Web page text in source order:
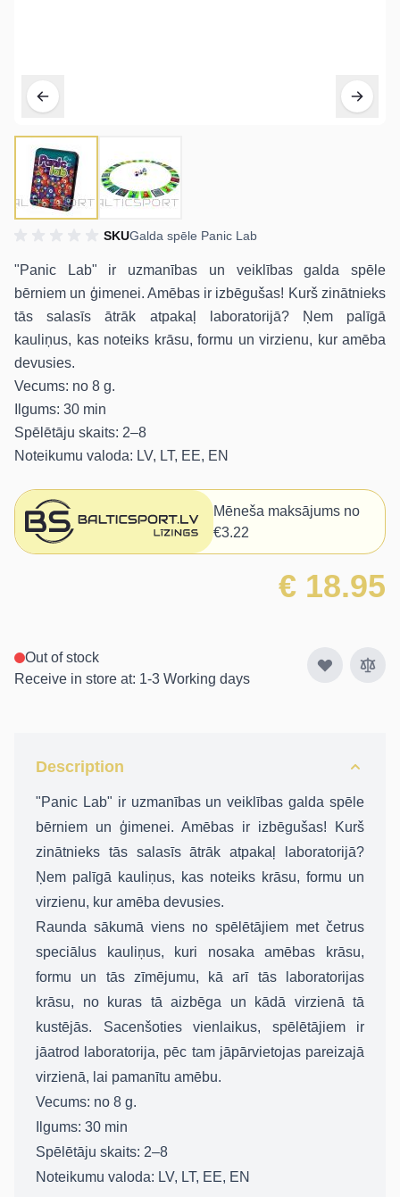
SKUGalda spēle Panic Lab
"Panic Lab" ir uzmanības un veiklības galda spēle
bērniem un ģimenei. Amēbas ir izbēgušas! Kurš zinātnieks
tās salasīs ātrāk atpakaļ laboratorijā? Ņem palīgā
kauliņus, kas noteiks krāsu, formu un virzienu, kur amēba
devusies.
Vecums: no 8 g.
Ilgums: 30 min
Spēlētāju skaits: 2–8
Noteikumu valoda: LV, LT, EE, EN
Mēneša maksājums no
€3.22
€ 18.95
Out of stock
Receive in store at: 1-3 Working days
Description
"Panic Lab" ir uzmanības un veiklības galda spēle
bērniem un ģimenei. Amēbas ir izbēgušas! Kurš
zinātnieks tās salasīs ātrāk atpakaļ laboratorijā?
Ņem palīgā kauliņus, kas noteiks krāsu, formu un
virzienu, kur amēba devusies.
Raunda sākumā viens no spēlētājiem met četrus
speciālus kauliņus, kuri nosaka amēbas krāsu,
formu un tās zīmējumu, kā arī tās laboratorijas
krāsu, no kuras tā aizbēga un kādā virzienā tā
kustējās. Sacenšoties vienlaikus, spēlētājiem ir
jāatrod laboratorija, pēc tam jāpārvietojas pareizajā
virzienā, lai pamanītu amēbu.
Vecums: no 8 g.
Ilgums: 30 min
Spēlētāju skaits: 2–8
Noteikumu valoda: LV, LT, EE, EN